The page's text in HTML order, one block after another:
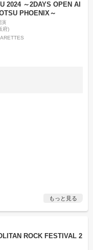
2024 ～2DAYS OPEN AI
PHOENIX～
演
府)
もっと見る
ROCK FESTIVAL 2